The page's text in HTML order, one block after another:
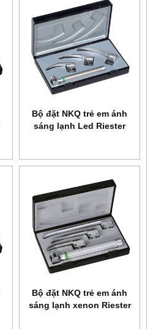
Bộ đặt NKQ trẻ em ánh
sáng lạnh Led Riester
Bộ đặt NKQ trẻ em ánh
sáng lạnh xenon Riester